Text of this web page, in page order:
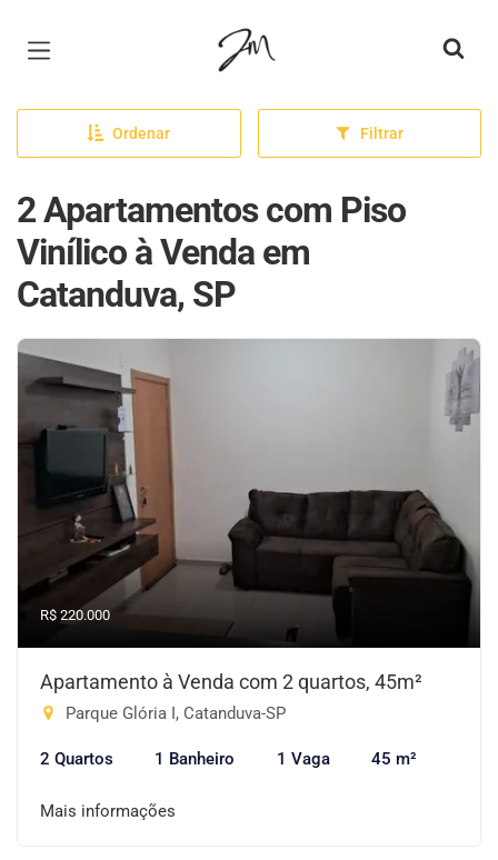
Página inicial
Ordenar Filtrar
2 Apartamentos com Piso
Vinílico à Venda em
Catanduva, SP
R$ 220.000
Apartamento à Venda com 2 quartos, 45m²
Parque Glória I, Catanduva-SP
2 Quartos 1 Banheiro 1 Vaga 45 m²
Mais informações